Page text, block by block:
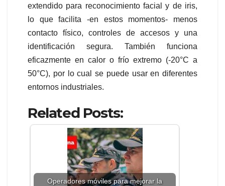
extendido para reconocimiento facial y de iris,
lo que facilita -en estos momentos- menos
contacto físico, controles de accesos y una
identificación segura. También funciona
eficazmente en calor o frío extremo (-20°C a
50°C), por lo cual se puede usar en diferentes
entornos industriales.
Related Posts:
Operadores móviles para mejorar la